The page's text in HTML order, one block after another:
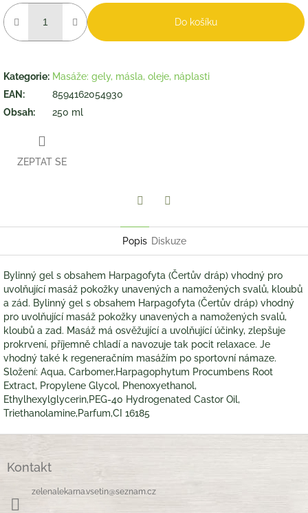
Do košíku
Kategorie: Masáže: gely, másla, oleje, náplasti
EAN :
8594162054930
Obsah: 250 ml
ZEPTAT SE
Popis Diskuze
Bylinný gel s obsahem Harpagofyta (Čertův dráp) vhodný pro
uvolňující masáž pokožky unavených a namožených svalů, kloubů
a zád. Bylinný gel s obsahem Harpagofyta (Čertův dráp) vhodný
pro uvolňující masáž pokožky unavených a namožených svalů,
kloubů a zad. Masáž má osvěžující a uvolňující účinky, zlepšuje
prokrvení, příjemně chladí a navozuje tak pocit relaxace. Je
vhodný také k regeneračním masážím po sportovní námaze.
Složení: Aqua, Carbomer,Harpagophytum Procumbens Root
Extract, Propylene Glycol, Phenoxyethanol,
Ethylhexylglycerin,PEG-40 Hydrogenated Castor Oil,
Triethanolamine,Parfum,CI 16185
Kontakt
zelenalekarna.vsetin@seznam.cz